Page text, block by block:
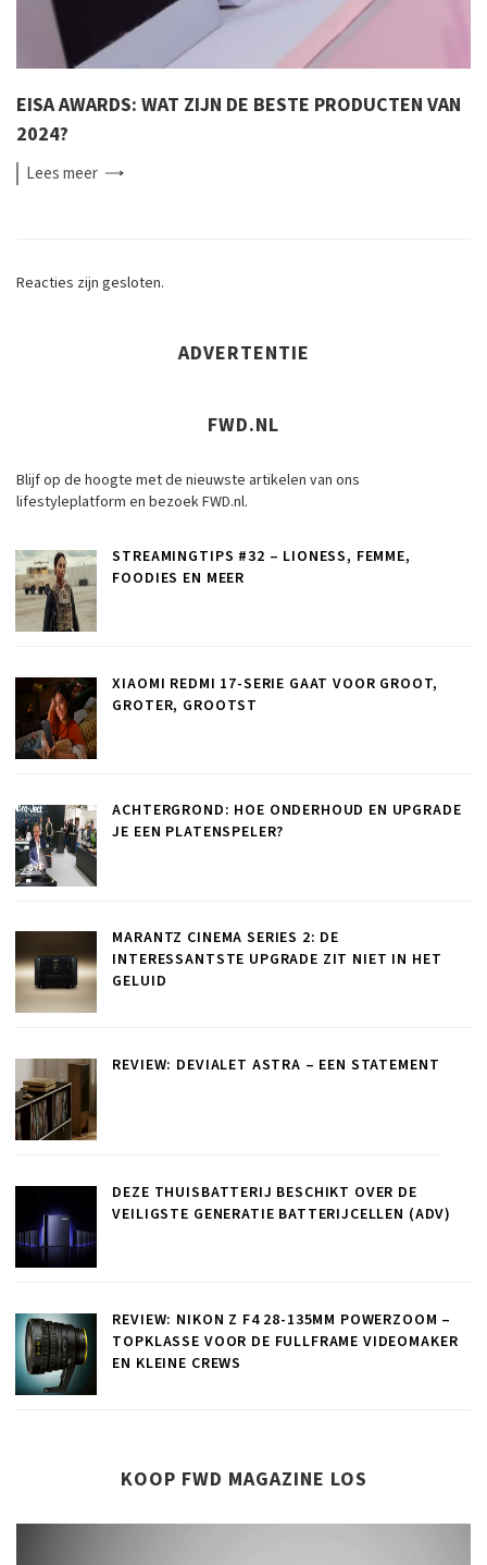
EISA AWARDS: WAT ZIJN DE BESTE PRODUCTEN VAN
2024?
Leesmeer
Reacties zijn gesloten.
ADVERTENTIE
FWD.NL
Blijf op de hoogte met de nieuwste artikelen van ons
lifestyleplatform en bezoek FWD.nl.
STREAMINGTIPS #32 – LIONESS, FEMME,
FOODIES EN MEER
XIAOMI REDMI 17-SERIE GAAT VOOR GROOT,
GROTER, GROOTST
ACHTERGROND: HOE ONDERHOUD EN UPGRADE
JE EEN PLATENSPELER?
MARANTZ CINEMA SERIES 2: DE
INTERESSANTSTE UPGRADE ZIT NIET IN HET
GELUID
REVIEW: DEVIALET ASTRA – EEN STATEMENT
DEZE THUISBATTERIJ BESCHIKT OVER DE
VEILIGSTE GENERATIE BATTERIJCELLEN (ADV)
REVIEW: NIKON Z F4 28-135MM POWERZOOM –
TOPKLASSE VOOR DE FULLFRAME VIDEOMAKER
EN KLEINE CREWS
KOOP FWD MAGAZINE LOS